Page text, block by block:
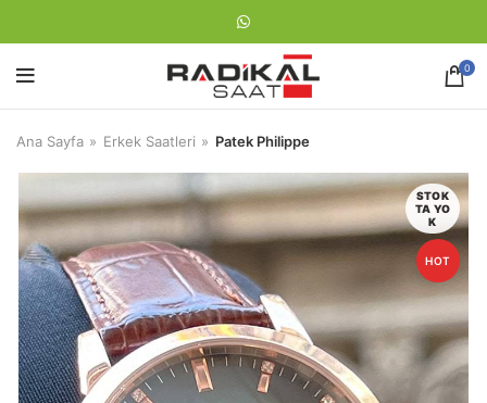
0
Ana Sayfa Erkek Saatleri Patek Philippe
STOK
TA YO
K
HOT